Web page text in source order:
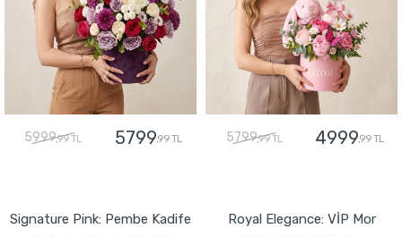
5999,99 TL 5799,99 TL 5799,99 TL 4999,99 TL
Signature Pink: Pembe Kadife
Royal Elegance: VİP Mor